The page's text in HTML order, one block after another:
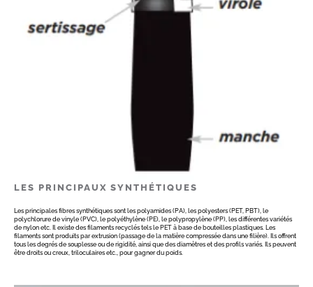
LES PRINCIPAUX SYNTHÉTIQUES
Les principales fibres synthétiques sont les polyamides (PA), les polyesters (PET, PBT), le
polychlorure de vinyle (PVC), le polyéthylène (PE), le polypropylène (PP), les différentes variétés
de nylon etc. Il existe des filaments recyclés tels le PET à base de bouteilles plastiques. Les
filaments sont produits par extrusion (passage de la matière compressée dans une filière). Ils offrent
tous les degrés de souplesse ou de rigidité, ainsi que des diamètres et des profils variés. Ils peuvent
être droits ou creux, triloculaires etc., pour gagner du poids.